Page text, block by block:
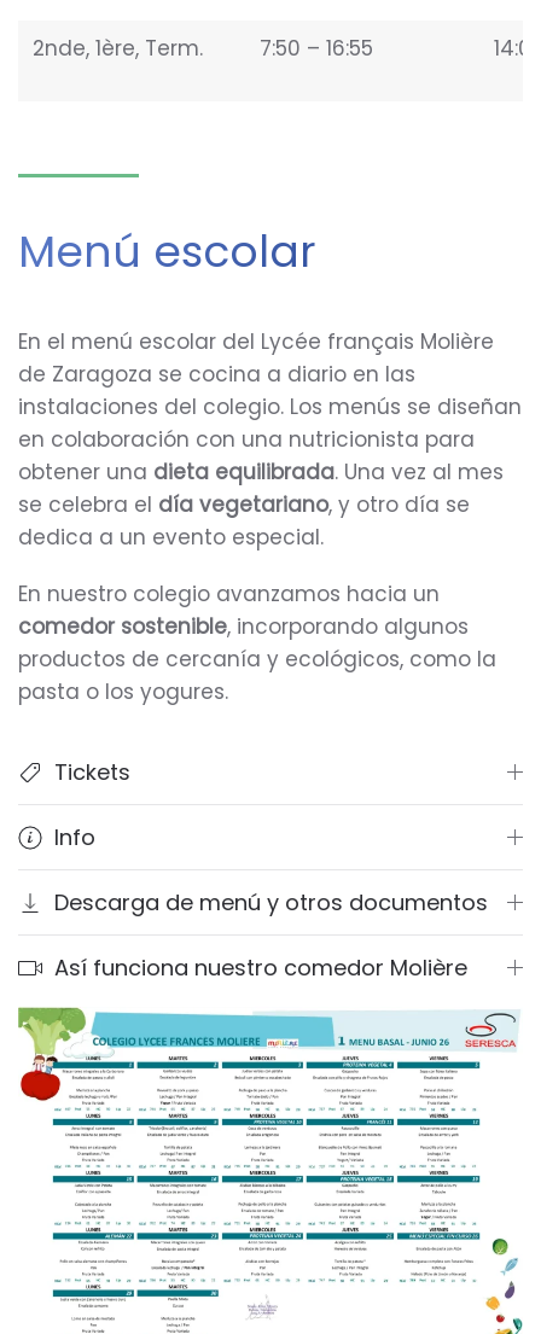
2nde, 1ère, Term. 7:50 – 16:55
Menú escolar
En el menú escolar del Lycée français Molière
de Zaragoza se cocina a diario en las
instalaciones del colegio. Los menús se diseñan
en colaboración con una nutricionista para
obtener una dieta equilibrada. Una vez al mes
se celebra el día vegetariano, y otro día se
dedica a un evento especial.
En nuestro colegio avanzamos hacia un
comedor sostenible, incorporando algunos
productos de cercanía y ecológicos, como la
pasta o los yogures.
Tickets
Info
Descarga de menú y otros documentos
Así funciona nuestro comedor Molière